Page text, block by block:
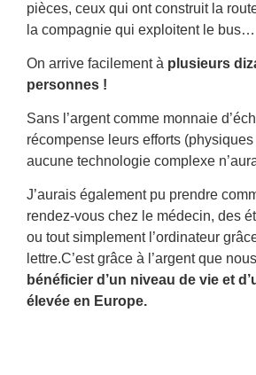
pièces, ceux qui ont construit la
la compagnie qui exploitent le bus…
On arrive facilement à plusieurs
personnes !
Sans l’argent comme monnaie
récompense leurs efforts
aucune technologie complexe
J’aurais également pu prendre
rendez-vous chez le médecin, des
ou tout simplement l’ordinateur
lettre.C’est grâce à l’argent que
bénéficier d’un niveau de vie et
élevée en Europe.